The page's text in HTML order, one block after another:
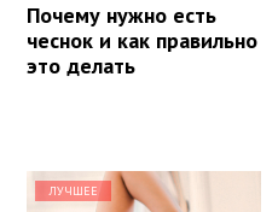
Почему нужно есть
чеснок и как правильно
это делать
ЛУЧШЕЕ